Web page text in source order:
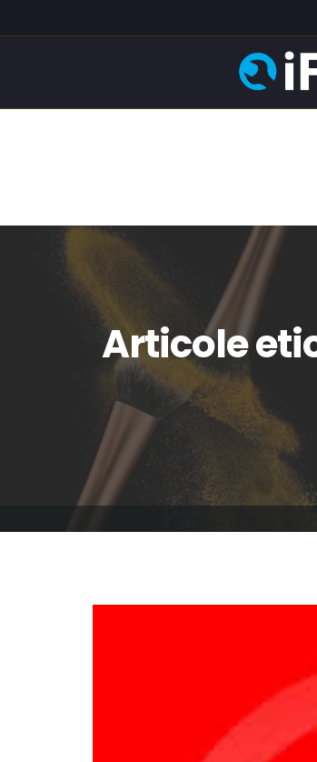
Articole